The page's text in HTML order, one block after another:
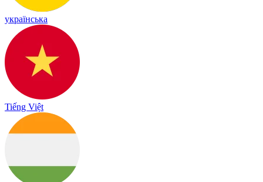
українська
Tiếng Việt